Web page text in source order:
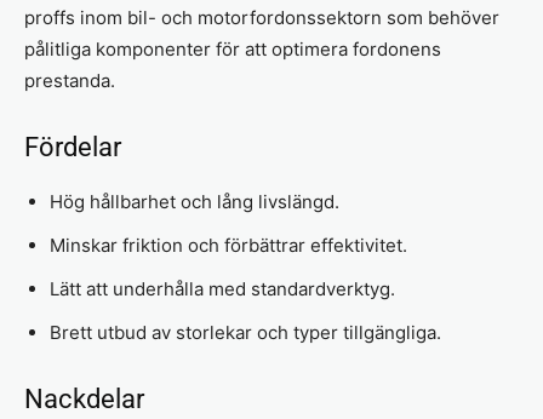
proffs inom bil- och motorfordonssektorn som behöver
pålitliga komponenter för att optimera fordonens
prestanda.
Fördelar
Hög hållbarhet och lång livslängd.
Minskar friktion och förbättrar effektivitet.
Lätt att underhålla med standardverktyg.
Brett utbud av storlekar och typer tillgängliga.
Nackdelar